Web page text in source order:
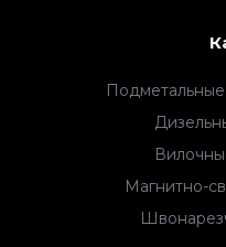
Магнитно-